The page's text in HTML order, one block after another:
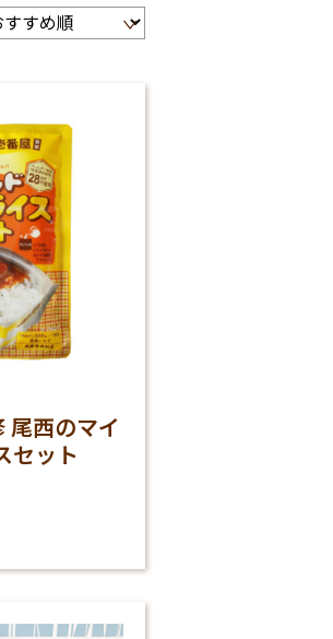
尾西のマイ
セット